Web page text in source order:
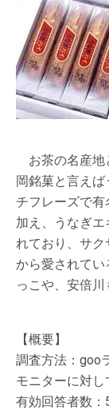
お茶の名産地
岡銘菓と言えば
チフレーズで
加え、うなぎ
れており、サ
から愛されてい
っこや、安倍川
【概要】
調査方法：goo
モニターに対し
有効回答者数